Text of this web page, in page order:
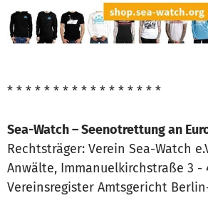
* * * * * * * * * * * * * * * * *
Sea-Watch – Seenotrettung an
Rechtsträger: Verein Sea-Watch
Anwälte, Immanuelkirchstraße 3 -
Vereinsregister Amtsgericht